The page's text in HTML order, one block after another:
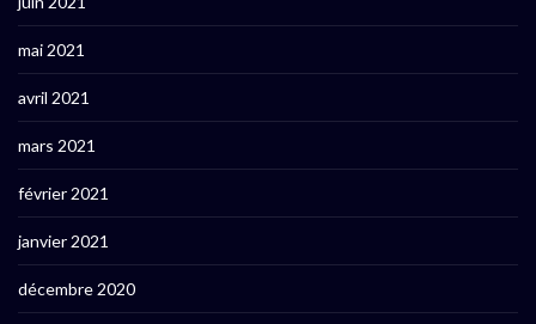
mai 2021
avril 2021
mars 2021
février 2021
janvier 2021
décembre 2020